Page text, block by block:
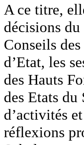
A ce titre,
décisions du
Conseils
d’Etat, les
des Hauts
des Etats
d’activités
réflexions